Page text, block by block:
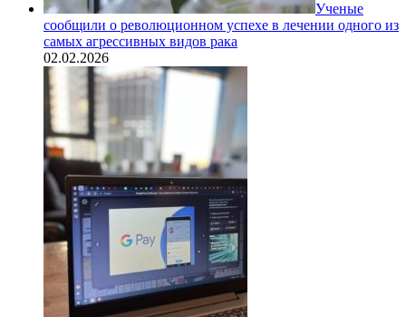
Ученые
сообщили о революционном успехе в лечении одного из
самых агрессивных видов рака
02.02.2026